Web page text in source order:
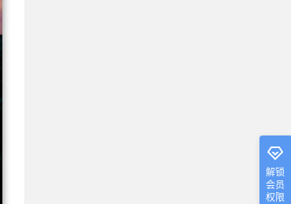
解锁
会员
权限